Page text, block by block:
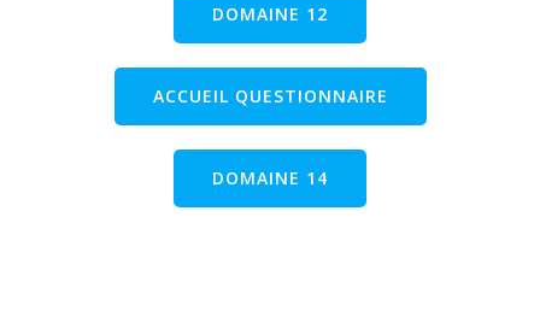
DOMAINE 12
ACCUEIL QUESTIONNAIRE
DOMAINE 14